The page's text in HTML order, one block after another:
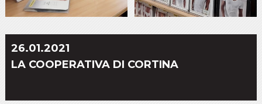
26.01.2021
LA COOPERATIVA DI CORTINA